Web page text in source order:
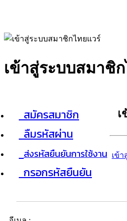
เข้าสู่ระบบสมาชิ
สมัครสมาชิก
ลืมรหัสผ่าน
ส่งรหัสยืนยันการใช้งาน
กรอกรหัสยืนยัน
เ
เข้า